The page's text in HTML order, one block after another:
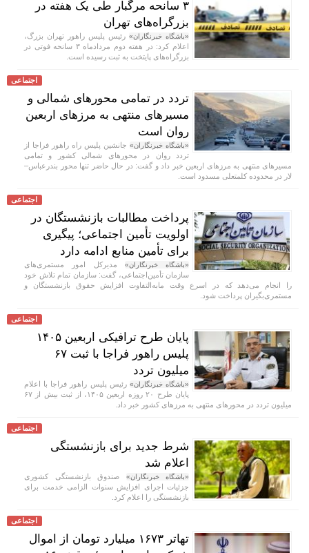
۳ سانحه مرگبار طی یک هفته در
بزرگراه‌های تهران
«باشگاه خبرنگاران» رئیس پلیس راهور تهران بزرگ،
اعلام کرد: در هفته دوم مردادماه ۳ سانحه فوتی در
بزرگراه‌های پایتخت به ثبت رسیده است.
اجتماعی
تردد در تمامی محور‌های شمالی و
مسیر‌های منتهی به مرز‌های اربعین
روان است
«باشگاه خبرنگاران» جانشین پلیس راه راهور فراجا از
تردد روان در محور‌های شمالی کشور و تمامی
مسیر‌های منتهی به مرز‌های اربعین خبر داد و گفت: در حال حاضر تنها محور بندرعباس–
لار در محدوده کلمتعلی مسدود است.
اجتماعی
پرداخت مطالبات بازنشستگان در
اولویت تأمین اجتماعی؛ پیگیری
برای تأمین منابع ادامه دارد
«باشگاه خبرنگاران» مدیرکل امور مستمری‌های
سازمان تأمین‌اجتماعی، گفت: سازمان تمام تلاش خود
را انجام می‌دهد که در اسرع وقت مابه‌التفاوت افزایش حقوق بازنشستگان و
مستمری‌بگیران پرداخت شود.
اجتماعی
پایان طرح ترافیکی اربعین ۱۴۰۵
پلیس راهور فراجا با ثبت ۶۷
میلیون تردد
«باشگاه خبرنگاران» رئیس پلیس راهور فراجا با اعلام
پایان طرح ۲۰ روزه اربعین ۱۴۰۵، از ثبت بیش از ۶۷
میلیون تردد در محور‌های منتهی به مرز‌های کشور خبر داد.
اجتماعی
شرط جدید برای بازنشستگی
اعلام شد
«باشگاه خبرنگاران» صندوق بازنشستگی کشوری
جزئیات اجرای افزایش سنوات الزامی خدمت برای
بازنشستگی را اعلام کرد.
اجتماعی
تهاتر ۱۶۷۳ میلیارد تومان از اموال